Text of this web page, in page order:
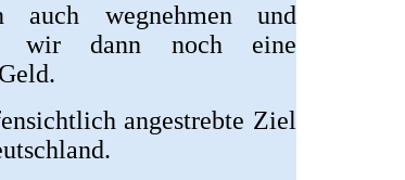
auch wegnehmen und
wir dann noch eine
angestrebte Ziel